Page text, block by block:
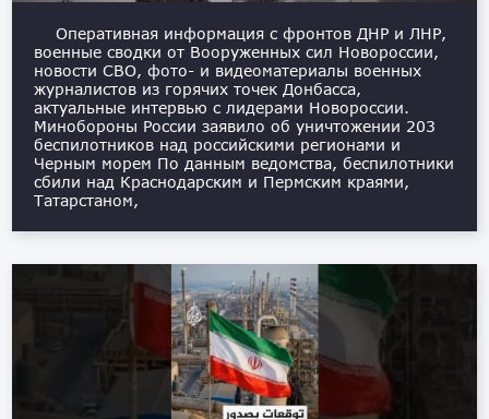
Оперативная информация с фронтов ДНР и ЛНР,
военные сводки от Вооруженных сил Новороссии,
новости СВО, фото- и видеоматериалы военных
журналистов из горячих точек Донбасса,
актуальные интервью с лидерами Новороссии.
Минобороны России заявило об уничтожении 203
беспилотников над российскими регионами и
Черным морем По данным ведомства, беспилотники
сбили над Краснодарским и Пермским краями,
Татарстаном,